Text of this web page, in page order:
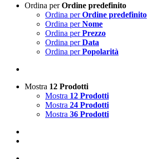
Ordina perOrdine predefinito
Ordina perOrdine predefinito
Ordina perNome
Ordina perPrezzo
Ordina perData
Ordina perPopolarità
Mostra 12 Prodotti
Mostra 12 Prodotti
Mostra 24 Prodotti
Mostra 36 Prodotti